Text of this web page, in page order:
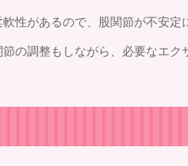
性があるので、股関節が不安定
の調整もしながら、必要なエク